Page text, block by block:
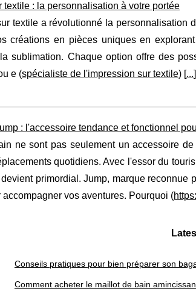
textile : la personnalisation à votre portée
textile a révolutionné la personnalisation
créations en pièces uniques en
sublimation. Chaque option offre des
e (spécialiste de l'impression sur textile) [...]
: l'accessoire tendance et fonctionnel
ne sont pas seulement un accessoire
quotidiens. Avec l'essor du
primordial. Jump, marque
accompagner vos aventures. Pourquoi (
Conseils pratiques pour bien préparer son
Comment acheter le maillot de bain